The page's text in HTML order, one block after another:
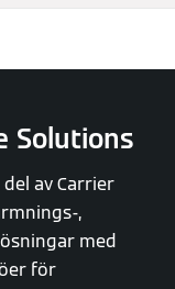
Solutions
av Carrier
,
med
för